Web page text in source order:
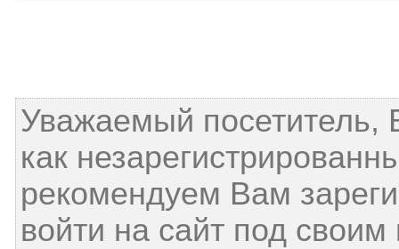
Уважаемый посетитель,
как
рекомендуем Вам
войти на сайт под